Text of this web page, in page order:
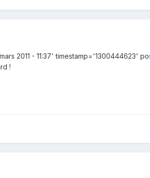
2011 - 11:37' timestamp='1300444623'
!